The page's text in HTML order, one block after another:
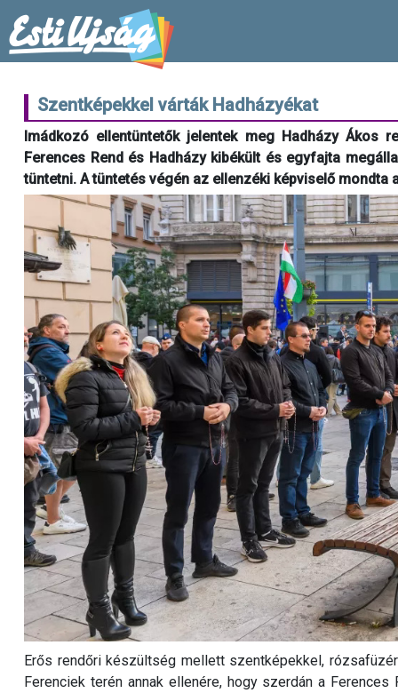
Szentképekkel várták Hadházyékat
Imádkozó ellentüntetők jelentek meg Hadházy Ákos
Ferences Rend és Hadházy kibékült és egyfajta
tüntetni. A tüntetés végén az ellenzéki képviselő mondta
Erős rendőri készültség mellett szentképekkel,
Ferenciek terén annak ellenére, hogy szerdán a